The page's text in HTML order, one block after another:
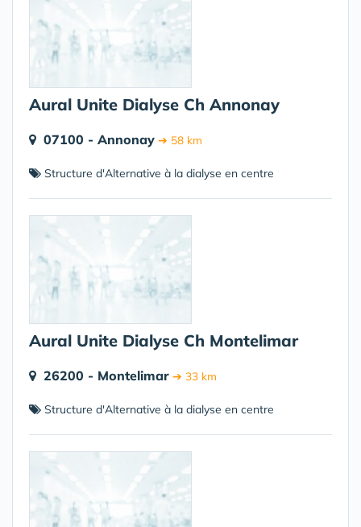
Aural Unite Dialyse Ch Annonay
07100 - Annonay ➔ 58 km
Structure d'Alternative à la dialyse en centre
Aural Unite Dialyse Ch Montelimar
26200 - Montelimar ➔ 33 km
Structure d'Alternative à la dialyse en centre